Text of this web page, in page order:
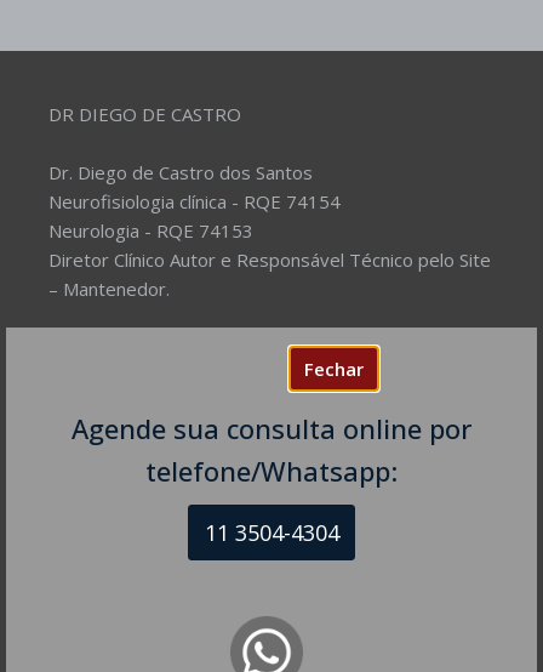
Fechar
Agende sua consulta online por
telefone/Whatsapp:
11 3504-4304
DR DIEGO DE CASTRO
Dr. Diego de Castro dos Santos
Neurofisiologia clínica - RQE 74154
Neurologia - RQE 74153
Diretor Clínico Autor e Responsável Técnico pelo Site
– Mantenedor.
Prover Soluções cada vez mais
completas de forma facilitada para a gestão da saúde
humanidade e sustentabilidade. Destinado ao
público em geral.
NEUROLOGISTA EM SÃO PAULO – SP
R. Itapeva, 518 - sala 1301
Bela Vista - São Paulo - SP